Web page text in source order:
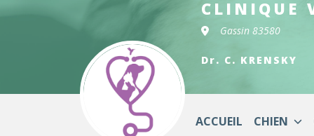
CLINIQUE
Gassin 83580
Dr. C. KRENSKY
ACCUEIL CHIEN